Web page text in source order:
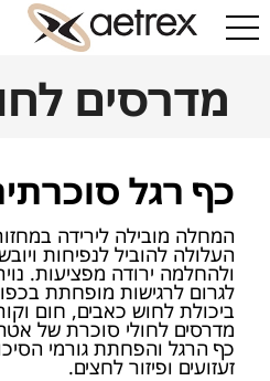
מדרסים
כף רגל
המחלה מובילה לירידה
העלולה להוביל לנפיחות
ולהחלמה ירודה מפציעות.
לגרום לרגישות מופחתת
ביכולת לחוש כאבים, חום
מדרסים לחולי סוכרת של
כף הרגל והפחתת גורמי
זעזועים ופיזור לחצים.